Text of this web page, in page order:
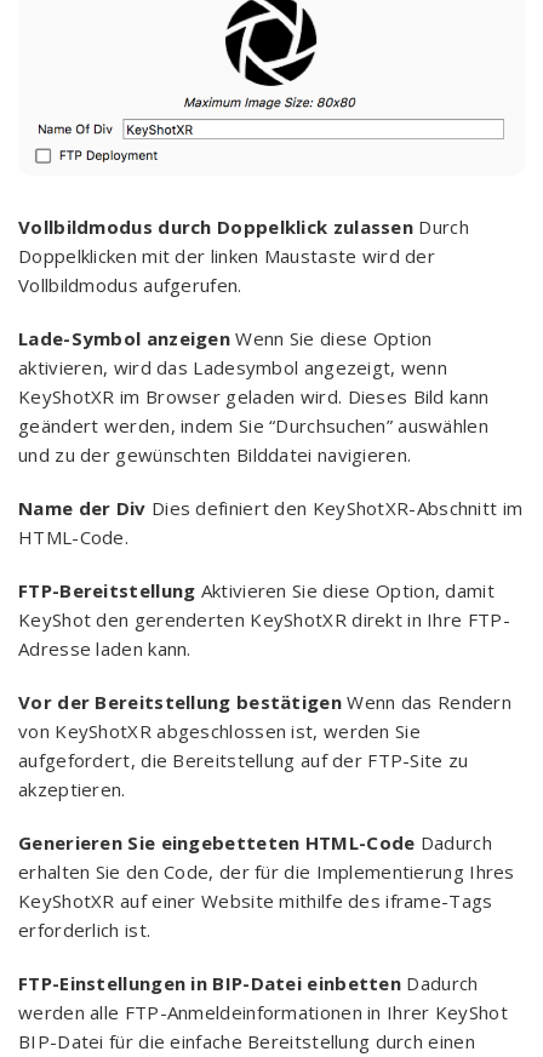
Vollbildmodus durch Doppelklick zulassen Durch
Doppelklicken mit der linken Maustaste wird der
Vollbildmodus aufgerufen.
Lade-Symbol anzeigen Wenn Sie diese Option
aktivieren, wird das Ladesymbol angezeigt, wenn
KeyShotXR im Browser geladen wird. Dieses Bild kann
geändert werden, indem Sie “Durchsuchen” auswählen
und zu der gewünschten Bilddatei navigieren.
Name der Div Dies definiert den KeyShotXR-Abschnitt im
HTML-Code.
FTP-Bereitstellung Aktivieren Sie diese Option, damit
KeyShot den gerenderten KeyShotXR direkt in Ihre FTP-
Adresse laden kann.
Vor der Bereitstellung bestätigenWenn das Rendern
von KeyShotXR abgeschlossen ist, werden Sie
aufgefordert, die Bereitstellung auf der FTP-Site zu
akzeptieren.
Generieren Sie eingebetteten HTML-Code Dadurch
erhalten Sie den Code, der für die Implementierung Ihres
KeyShotXR auf einer Website mithilfe des iframe-Tags
erforderlich ist.
FTP-Einstellungen in BIP-Datei einbetten Dadurch
werden alle FTP-Anmeldeinformationen in Ihrer KeyShot
BIP-Datei für die einfache Bereitstellung durch einen